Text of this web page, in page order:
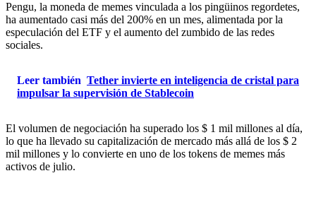
Pengu, la moneda de memes vinculada a los pingüinos regordetes,
ha aumentado casi más del 200% en un mes, alimentada por la
especulación del ETF y el aumento del zumbido de las redes
sociales.
Leer también Tether invierte en inteligencia de cristal para
impulsar la supervisión de Stablecoin
El volumen de negociación ha superado los $ 1 mil millones al día,
lo que ha llevado su capitalización de mercado más allá de los $ 2
mil millones y lo convierte en uno de los tokens de memes más
activos de julio.